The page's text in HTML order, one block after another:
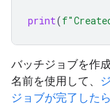
print(f
バッチジョブを作
名前を使用して、
ジョブが完了した